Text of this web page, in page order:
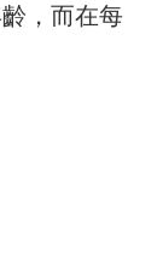
，而在每